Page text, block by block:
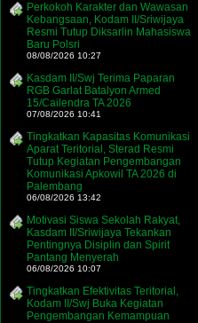
Perkokoh Karakter dan Wawasan
Kebangsaan, Kodam II/Sriwijaya
Resmi Tutup Diksarlin Mahasiswa
Baru Polsri
08/08/2026 10:27
Kasdam II/Swj Terima Paparan
RGB Garlat Batalyon Armed
15/Cailendra TA 2026
07/08/2026 10:41
Tingkatkan Kapasitas Komunikasi
Aparat Teritorial, Sterad Resmi
Tutup Kegiatan Pengembangan
Komunikasi Apkowil TA 2026 di
Palembang
06/08/2026 13:42
Motivasi Siswa Sekolah Rakyat,
Kasdam II/Sriwijaya Tekankan
Pentingnya Disiplin dan Spirit
Pantang Menyerah
06/08/2026 10:07
Tingkatkan Efektivitas Teritorial,
Kodam II/Swj Buka Kegiatan
Pengembangan Kemampuan